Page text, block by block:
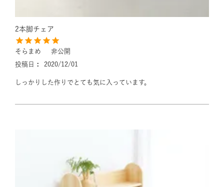
2本脚チェア
そらまめ
非公開
投稿日
2020/12/01
しっかりした作りでとても気に入っています。